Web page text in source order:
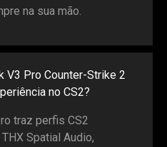
na sua mão.
V3 Pro Counter-Strike 2
no CS2?
traz perfis CS2
Spatial Audio,